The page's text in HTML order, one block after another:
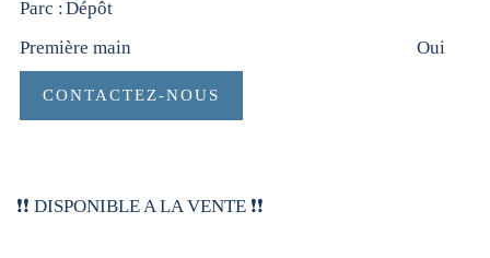
Parc :Dépôt
Première main Oui
CONTACTEZ-NOUS
❗️❗️ DISPONIBLE A LA VENTE ❗️❗️